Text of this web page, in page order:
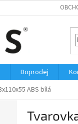
Doprodej
ABS bílá